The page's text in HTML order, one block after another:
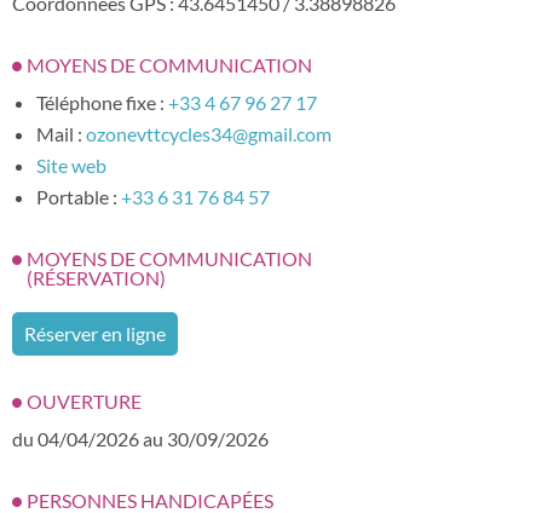
MOYENS DE COMMUNICATION
Téléphone fixe : +33 4 67 96 27 17
Mail : ozonevttcycles34@gmail.com
Site web
Portable : +33 6 31 76 84 57
MOYENS DE COMMUNICATION
(RÉSERVATION)
Réserver en ligne
OUVERTURE
du 04/04/2026 au 30/09/2026
PERSONNES HANDICAPÉES